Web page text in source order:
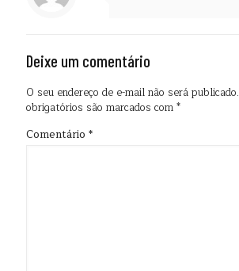
Deixe um comentário
O seu endereço de e-mail não será publicado.
obrigatórios são marcados com*
Comentário *